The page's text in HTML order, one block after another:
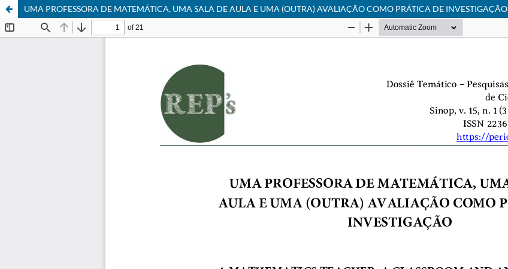
UMA PROFESSORA DE MATEMÁTICA, UMA SALA DE AULA E UMA (OUTRA) AVALIAÇÃO COMO PRÁTICA DE INVESTIGAÇÃO